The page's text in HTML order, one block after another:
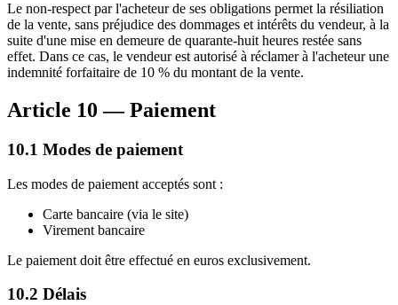
Le non-respect par l'acheteur de ses obligations permet la résiliation
de la vente, sans préjudice des dommages et intérêts du vendeur, à la
suite d'une mise en demeure de quarante-huit heures restée sans
effet. Dans ce cas, le vendeur est autorisé à réclamer à l'acheteur une
indemnité forfaitaire de 10 % du montant de la vente.
Article 10 — Paiement
10.1 Modes de paiement
Les modes de paiement acceptés sont :
Carte bancaire (via le site)
Virement bancaire
Le paiement doit être effectué en euros exclusivement.
10.2 Délais